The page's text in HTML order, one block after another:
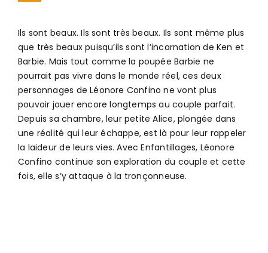
Ils sont beaux. Ils sont très beaux. Ils sont même plus
que très beaux puisqu’ils sont l’incarnation de Ken et
Barbie. Mais tout comme la poupée Barbie ne
pourrait pas vivre dans le monde réel, ces deux
personnages de Léonore Confino ne vont plus
pouvoir jouer encore longtemps au couple parfait.
Depuis sa chambre, leur petite Alice, plongée dans
une réalité qui leur échappe, est là pour leur rappeler
la laideur de leurs vies. Avec Enfantillages, Léonore
Confino continue son exploration du couple et cette
fois, elle s’y attaque à la tronçonneuse.